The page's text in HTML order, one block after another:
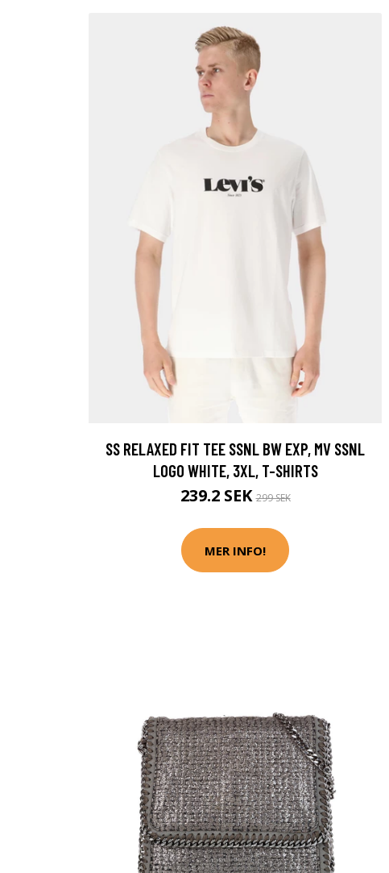
SS RELAXED FIT TEE SSNL BW EXP, MV SSNL
LOGO WHITE, 3XL, T-SHIRTS
239.2 SEK299 SEK
MER INFO!